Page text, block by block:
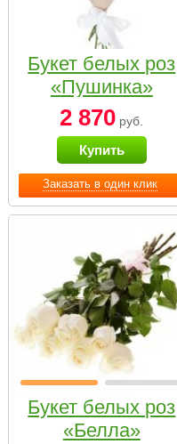
Заказать в один клик
Букет белых роз
«Пушинка»
2 870 руб.
Купить
Букет белых роз
«Белла»